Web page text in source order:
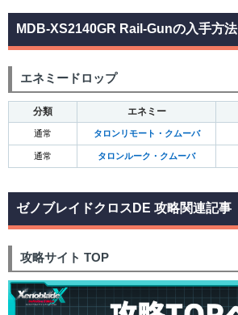
MDB-XS2140GR Rail-Gunの入手方法
エネミードロップ
分類 エネミー
通常 タロンリモート・クムーバ
通常 タロンルーク・クムーバ
ゼノブレイドクロスDE 攻略関連記事
攻略サイト TOP